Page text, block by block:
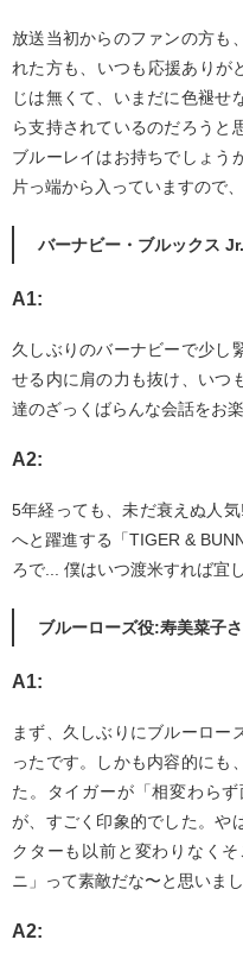
放送当初からのファンの方も
れた方も、いつも応援ありが
じは無くて、いまだに色褪せ
ら支持されているのだろうと
ブルーレイはお持ちでしょう
片っ端から入っていますので
バーナビー・ブルックス
A1:
久しぶりのバーナビーで少し
せる内に肩の力も抜け、いつ
達のざっくばらんな会話をお楽
A2:
5年経っても、未だ衰えぬ人
へと躍進する「TIGER &
ろで... 僕はいつ渡米すれば宜
ブルーローズ役:寿美菜子
A1:
まず、久しぶりにブルーロー
ったです。しかも内容的にも
た。タイガーが「相変わら
が、すごく印象的でした。や
クターも以前と変わりなく
ニ」って素敵だな〜と思いまし
A2: